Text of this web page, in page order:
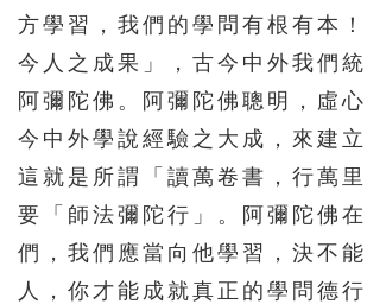
方學習，我們的學問有根有本
今人之成果」，古今中外我們
阿彌陀佛。阿彌陀佛聰明，虛
今中外學說經驗之大成，來建立
這就是所謂「讀萬卷書，行萬
要「師法彌陀行」。阿彌陀佛
們，我們應當向他學習，決不能
人，你才能成就真正的學問德行